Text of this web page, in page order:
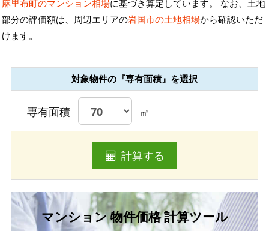
麻里布町のマンション相場に基づき算定しています。 なお、土地
部分の評価額は、周辺エリアの岩国市の土地相場から確認いただ
けます。
対象物件の『専有面積』を選択
専有面積 ㎡
計算する
マンション 物件価格 計算ツール